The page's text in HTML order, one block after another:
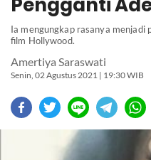
Ia mengungkap rasanya menjadi
film Hollywood.
Amertiya Saraswati
Senin, 02 Agustus 2021 | 19:30 WIB